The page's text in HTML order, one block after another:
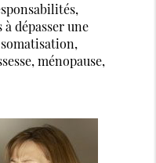
dépasser une
ménopause,